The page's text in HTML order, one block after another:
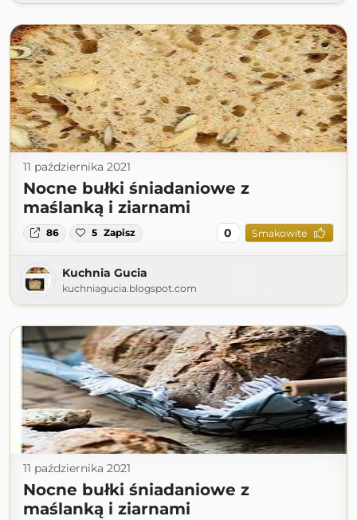
11 października 2021
Nocne bułki śniadaniowe z
maślanką i ziarnami
86 5 Zapisz 0 Smakowite
Kuchnia Gucia
kuchniagucia.blogspot.com
11 października 2021
Nocne bułki śniadaniowe z
maślanką i ziarnami